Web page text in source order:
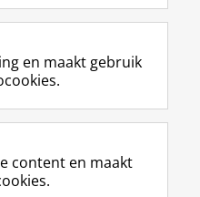
F
a
e
b
o
p
a
L
i
k
e
I
-
p
R
S
-
f
e
R
I
n
t
r
m
Y
o
T
e
k
en maakt gebruik
content en maakt